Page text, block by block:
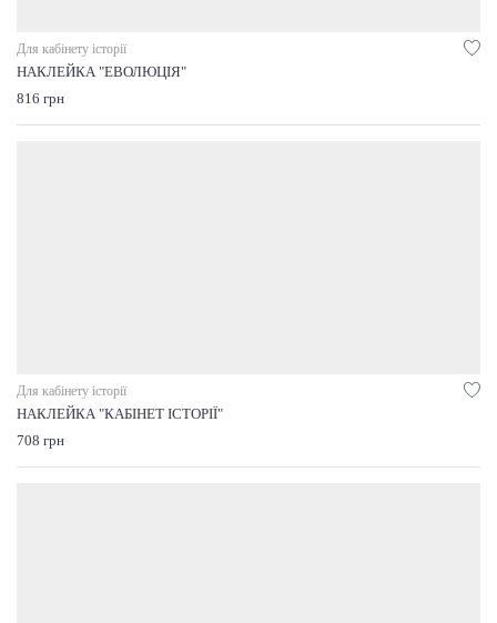
Для кабінету історії
НАКЛЕЙКА "ЕВОЛЮЦІЯ"
816 грн
Для кабінету історії
НАКЛЕЙКА "КАБІНЕТ ІСТОРІЇ"
708 грн